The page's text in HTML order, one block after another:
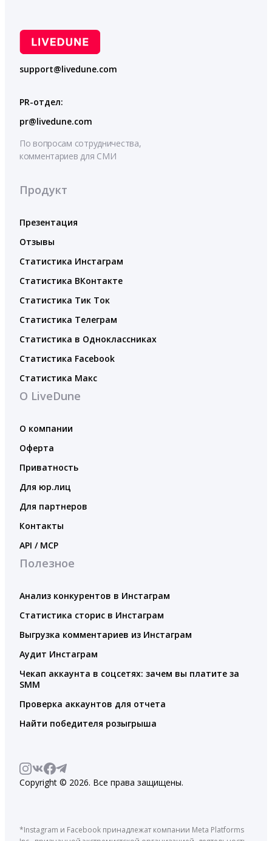
support@livedune.com
PR-отдел:
pr@livedune.com
По вопросам сотрудничества,
комментариев для СМИ
Продукт
Презентация
Отзывы
Статистика Инстаграм
Статистика ВКонтакте
Статистика Тик Ток
Статистика Телеграм
Статистика в Одноклассниках
Статистика Facebook
Статистика Макс
О LiveDune
О компании
Оферта
Приватность
Для юр.лиц
Для партнеров
Контакты
API / MCP
Полезное
Анализ конкурентов в Инстаграм
Статистика сторис в Инстаграм
Выгрузка комментариев из Инстаграм
Аудит Инстаграм
Чекап аккаунта в соцсетях: зачем вы платите за
SMM
Проверка аккаунтов для отчета
Найти победителя розыгрыша
Copyright © 2026. Все права защищены.
*Instagram и Facebook принадлежат компании Meta Platforms